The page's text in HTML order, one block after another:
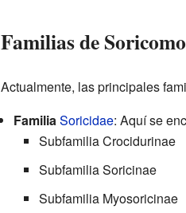
Familias de
Actualmente, las principales
FamiliaSoricidae: Aquí se
Subfamilia Crocidurinae
Subfamilia Soricinae
Subfamilia Myosoricinae